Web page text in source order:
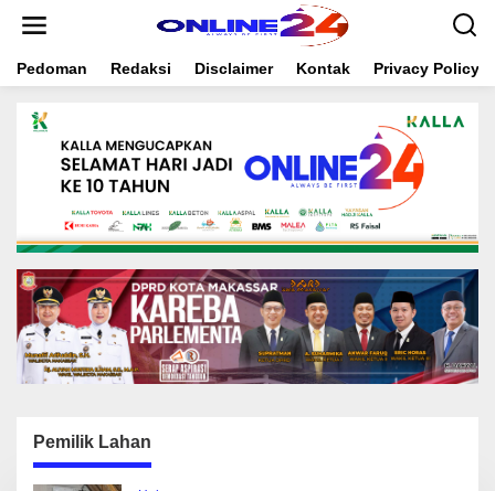
t
Pedoman Redaksi Disclaimer Kontak Privacy Policy
Pemilik Lahan